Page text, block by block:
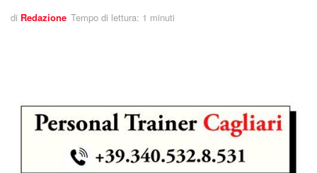
di Redazione Tempo di lettura: 1 minuti